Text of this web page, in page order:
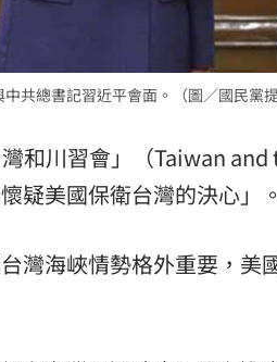
奢大道」逐漸成形 12:00
千萬頭獎超「爸」氣
7s掀足球熱潮 10:00
共總書記習近平會面。（圖／國民黨提
和川習會」（Taiwan
疑美國保衛台灣的決心」。
灣海峽情勢格外重要，